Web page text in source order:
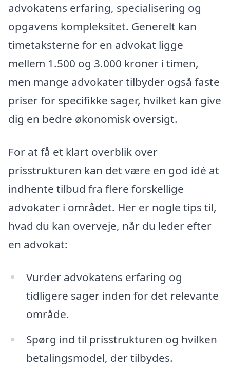
advokatens erfaring, specialisering og
opgavens kompleksitet. Generelt kan
timetaksterne for en advokat ligge
mellem 1.500 og 3.000 kroner i timen,
men mange advokater tilbyder også faste
priser for specifikke sager, hvilket kan give
dig en bedre økonomisk oversigt.
For at få et klart overblik over
prisstrukturen kan det være en god idé at
indhente tilbud fra flere forskellige
advokater i området. Her er nogle tips til,
hvad du kan overveje, når du leder efter
en advokat:
Vurder advokatens erfaring og
tidligere sager inden for det relevante
område.
Spørg ind til prisstrukturen og hvilken
betalingsmodel, der tilbydes.